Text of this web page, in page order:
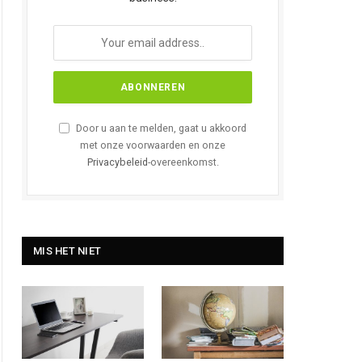
Door u aan te melden, gaat u akkoord
met onze voorwaarden en onze
Privacybeleid-overeenkomst.
MIS HET NIET